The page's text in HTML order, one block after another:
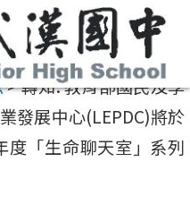
>轉知: 教育部國民及學
發展中心(LEPDC)將於
「生命聊天室」系列